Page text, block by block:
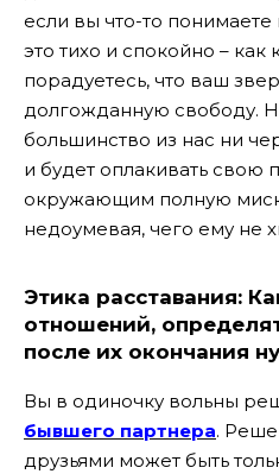
если вы что-то
это тихо и спокойно – как
порадуетесь, что ваш
долгожданную свободу.
большинство из нас ни
и будет оплакивать свою
окружающим полную
недоумевая, чего ему не
Этика расставания:
отношений,
после их окончания
Вы в одиночку вольны
бывшего партнера.
друзьями может быть